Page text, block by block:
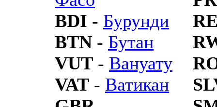
BDI - Бурунди
BTN - Бутан
VUT - Вануату
VAT - Ватикан